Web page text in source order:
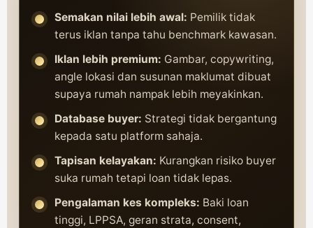
Semakan nilai lebih awal: Pemilik tidak
terus iklan tanpa tahu benchmark kawasan.
Iklan lebih premium: Gambar, copywriting,
angle lokasi dan susunan maklumat dibuat
supaya rumah nampak lebih meyakinkan.
Database buyer: Strategi tidak bergantung
kepada satu platform sahaja.
Tapisan kelayakan: Kurangkan risiko buyer
suka rumah tetapi loan tidak lepas.
Pengalaman kes kompleks: Baki loan
tinggi, LPPSA, geran strata, consent,